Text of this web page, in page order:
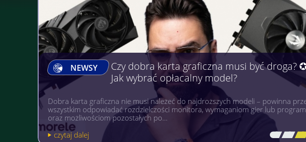
NEWSY Gry, na których można Zarobić Pieniądze
Gry komputerowe, mobilne i na wielu różnych platformach cieszą się niezwykłą
popularnością niezależnie od wieku. A gdyby tak połączyć przyjemne z
pożytecznym? Warto wówczas postawić sobi…
czytaj dalej
[\ \\ \\